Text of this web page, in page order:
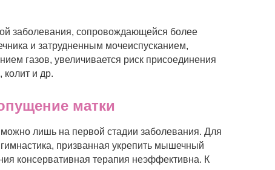
заболевания, сопровождающейся более
и затрудненным мочеиспусканием,
газов, увеличивается риск присоединения
колит и др.
матки
лишь на первой стадии заболевания. Для
призванная укрепить мышечный
консервативная терапия неэффективна. К